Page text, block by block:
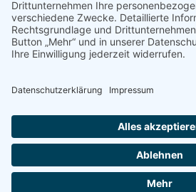
Amazon und verdient als Amazon Partner
© 2026 FODMAP info – Alle